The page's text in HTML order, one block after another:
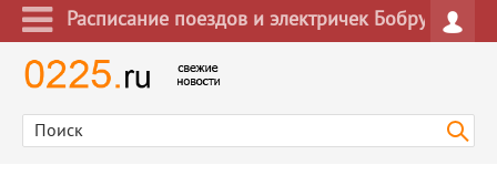
Расписание поездов и электричек Бобруйска